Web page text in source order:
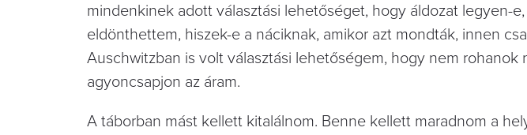
mindenkinek adott választási lehetőséget, hogy áldozat legyen-
eldönthettem, hiszek-e a náciknak, amikor azt mondták, innen
Auschwitzban is volt választási lehetőségem, hogy nem
agyoncsapjon az áram.
A táborban mást kellett kitalálnom. Benne kellett maradnom a